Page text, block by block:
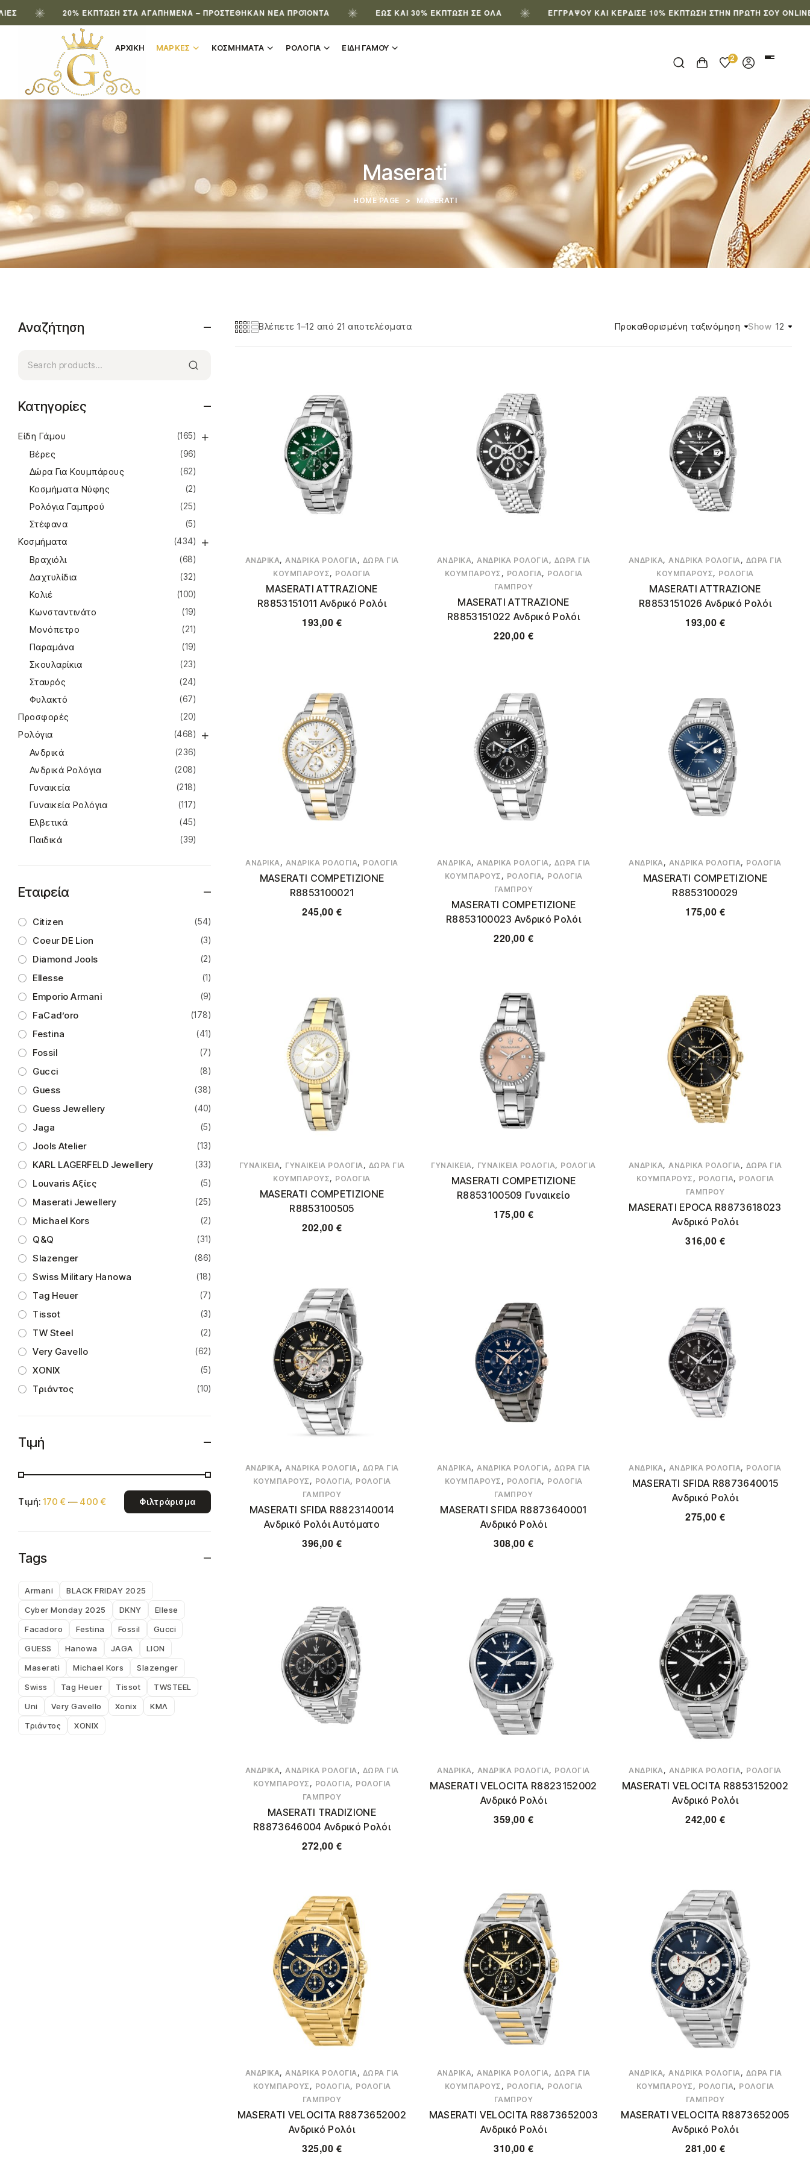
20% ΈΚΠΤΩΣΗ ΣΤΑ ΑΓΑΠΗΜΈΝΑ – ΠΡΟΣΤΈΘΗΚΑΝ ΝΈΑ ΠΡΟΪΌΝΤΑ ΈΩΣ ΚΑΙ 30% ΈΚΠΤΩΣΗ ΣΕ ΌΛΑ ΕΓΓΡΆΨΟΥ ΚΑΙ ΚΈΡΔΙΣΕ 10% ΈΚΠΤΩΣΗ ΣΤΗΝ ΠΡΏΤΗ ΣΟΥ ONLINE
ΑΡΧΙΚΗ ΜΑΡΚΕΣ ΚΟΣΜΗΜΑΤΑ ΡΟΛΟΓΙΑ ΕΙΔΗ ΓΑΜΟΥ
2
Maserati
HOME PAGE > MASERATI
Βλέπετε 1–12 από 21 αποτελέσματα Προκαθορισμένη ταξινόμηση Show 12
ΑΝΔΡΙΚΆ, ΑΝΔΡΙΚΆ ΡΟΛΌΓΙΑ, ΔΏΡΑ ΓΙΑ
ΚΟΥΜΠΆΡΟΥΣ, ΡΟΛΌΓΙΑ
MASERATI ATTRAZIONE
R8853151011 Ανδρικό Ρολόι
193,00 €
ΑΝΔΡΙΚΆ, ΑΝΔΡΙΚΆ ΡΟΛΌΓΙΑ, ΔΏΡΑ ΓΙΑ
ΚΟΥΜΠΆΡΟΥΣ , ΡΟΛΌΓΙΑ, ΡΟΛΌΓΙΑ
ΓΑΜΠΡΟΎ
MASERATI ATTRAZIONE
R8853151022 Ανδρικό Ρολόι
220,00 €
ΑΝΔΡΙΚΆ, ΑΝΔΡΙΚΆ ΡΟΛΌΓΙΑ, ΔΏΡΑ ΓΙΑ
ΚΟΥΜΠΆΡΟΥΣ, ΡΟΛΌΓΙΑ
MASERATI ATTRAZIONE
R8853151026 Ανδρικό Ρολόι
193,00 €
ΑΝΔΡΙΚΆ, ΑΝΔΡΙΚΆ ΡΟΛΌΓΙΑ, ΡΟΛΌΓΙΑ
MASERATI COMPETIZIONE
R8853100021
245,00 €
ΑΝΔΡΙΚΆ, ΑΝΔΡΙΚΆ ΡΟΛΌΓΙΑ, ΔΏΡΑ ΓΙΑ
ΚΟΥΜΠΆΡΟΥΣ , ΡΟΛΌΓΙΑ, ΡΟΛΌΓΙΑ
ΓΑΜΠΡΟΎ
MASERATI COMPETIZIONE
R8853100023 Ανδρικό Ρολόι
220,00 €
ΑΝΔΡΙΚΆ, ΑΝΔΡΙΚΆ ΡΟΛΌΓΙΑ, ΡΟΛΌΓΙΑ
MASERATI COMPETIZIONE
R8853100029
175,00 €
ΓΥΝΑΙΚΕΊΑ, ΓΥΝΑΙΚΕΊΑ ΡΟΛΌΓΙΑ, ΔΏΡΑ ΓΙΑ
ΚΟΥΜΠΆΡΟΥΣ, ΡΟΛΌΓΙΑ
MASERATI COMPETIZIONE
R8853100505
202,00 €
ΓΥΝΑΙΚΕΊΑ, ΓΥΝΑΙΚΕΊΑ ΡΟΛΌΓΙΑ, ΡΟΛΌΓΙΑ
MASERATI COMPETIZIONE
R8853100509 Γυναικείο
175,00 €
ΑΝΔΡΙΚΆ, ΑΝΔΡΙΚΆ ΡΟΛΌΓΙΑ, ΔΏΡΑ ΓΙΑ
ΚΟΥΜΠΆΡΟΥΣ , ΡΟΛΌΓΙΑ, ΡΟΛΌΓΙΑ
ΓΑΜΠΡΟΎ
MASERATI EPOCA R8873618023
Ανδρικό Ρολόι
316,00 €
ΑΝΔΡΙΚΆ, ΑΝΔΡΙΚΆ ΡΟΛΌΓΙΑ, ΔΏΡΑ ΓΙΑ
ΚΟΥΜΠΆΡΟΥΣ , ΡΟΛΌΓΙΑ, ΡΟΛΌΓΙΑ
ΓΑΜΠΡΟΎ
MASERATI SFIDA R8823140014
Ανδρικό Ρολόι Αυτόματο
396,00 €
ΑΝΔΡΙΚΆ, ΑΝΔΡΙΚΆ ΡΟΛΌΓΙΑ, ΔΏΡΑ ΓΙΑ
ΚΟΥΜΠΆΡΟΥΣ , ΡΟΛΌΓΙΑ, ΡΟΛΌΓΙΑ
ΓΑΜΠΡΟΎ
MASERATI SFIDA R8873640001
Ανδρικό Ρολόι
308,00 €
ΑΝΔΡΙΚΆ, ΑΝΔΡΙΚΆ ΡΟΛΌΓΙΑ, ΡΟΛΌΓΙΑ
MASERATI SFIDA R8873640015
Ανδρικό Ρολόι
275,00 €
ΑΝΔΡΙΚΆ, ΑΝΔΡΙΚΆ ΡΟΛΌΓΙΑ, ΔΏΡΑ ΓΙΑ
ΚΟΥΜΠΆΡΟΥΣ , ΡΟΛΌΓΙΑ, ΡΟΛΌΓΙΑ
ΓΑΜΠΡΟΎ
MASERATI TRADIZIONE
R8873646004 Ανδρικό Ρολόι
272,00 €
ΑΝΔΡΙΚΆ, ΑΝΔΡΙΚΆ ΡΟΛΌΓΙΑ, ΡΟΛΌΓΙΑ
MASERATI VELOCITA R8823152002
Ανδρικό Ρολόι
359,00 €
ΑΝΔΡΙΚΆ, ΑΝΔΡΙΚΆ ΡΟΛΌΓΙΑ, ΡΟΛΌΓΙΑ
MASERATI VELOCITA R8853152002
Ανδρικό Ρολόι
242,00 €
ΑΝΔΡΙΚΆ, ΑΝΔΡΙΚΆ ΡΟΛΌΓΙΑ, ΔΏΡΑ ΓΙΑ
ΚΟΥΜΠΆΡΟΥΣ , ΡΟΛΌΓΙΑ, ΡΟΛΌΓΙΑ
ΓΑΜΠΡΟΎ
MASERATI VELOCITA R8873652002
Ανδρικό Ρολόι
325,00 €
ΑΝΔΡΙΚΆ, ΑΝΔΡΙΚΆ ΡΟΛΌΓΙΑ, ΔΏΡΑ ΓΙΑ
ΚΟΥΜΠΆΡΟΥΣ , ΡΟΛΌΓΙΑ, ΡΟΛΌΓΙΑ
ΓΑΜΠΡΟΎ
MASERATI VELOCITA R8873652003
Ανδρικό Ρολόι
310,00 €
ΑΝΔΡΙΚΆ, ΑΝΔΡΙΚΆ ΡΟΛΌΓΙΑ, ΔΏΡΑ ΓΙΑ
ΚΟΥΜΠΆΡΟΥΣ , ΡΟΛΌΓΙΑ, ΡΟΛΌΓΙΑ
ΓΑΜΠΡΟΎ
MASERATI VELOCITA R8873652005
Ανδρικό Ρολόι
281,00 €
Αναζήτηση
Κατηγορίες
Είδη Γάμου (165)
Βέρες (96)
Δώρα Για Κουμπάρους (62)
Κοσμήματα Νύφης (2)
Ρολόγια Γαμπρού (25)
Στέφανα (5)
Κοσμήματα (434)
Βραχιόλι (68)
Δαχτυλίδια (32)
Κολιέ (100)
Κωνσταντινάτο (19)
Μονόπετρο (21)
Παραμάνα (19)
Σκουλαρίκια (23)
Σταυρός (24)
Φυλακτό (67)
Προσφορές (20)
Ρολόγια (468)
Ανδρικά (236)
Ανδρικά Ρολόγια (208)
Γυναικεία (218)
Γυναικεία Ρολόγια (117)
Ελβετικά (45)
Παιδικά (39)
Εταιρεία
Citizen (54)
Coeur DE Lion (3)
Diamond Jools (2)
Ellesse (1)
Emporio Armani (9)
FaCad’oro (178)
Festina (41)
Fossil (7)
Gucci (8)
Guess (38)
Guess Jewellery (40)
Jaga (5)
Jools Atelier (13)
KARL LAGERFELD Jewellery (33)
Louvaris Αξίες (5)
Maserati Jewellery (25)
Michael Kors (2)
Q&Q (31)
Slazenger (86)
Swiss Military Hanowa (18)
Tag Heuer (7)
Tissot (3)
TW Steel (2)
Very Gavello (62)
XONIX (5)
Τριάντος (10)
Τιμή
Φιλτράρισμα
Τιμή: 170 € — 400 €
Tags
Armani
BLACK FRIDAY 2025
Cyber Monday 2025
DKNY
Ellese
Facadoro
Festina Fossil
Gucci
GUESS
Hanowa JAGA
LION
Maserati
Michael Kors
Slazenger
Swiss
Tag Heuer Tissot
TWSTEEL
Uni
Very Gavello Xonix
ΚΜΛ
Τριάντος
ΧΟΝΙΧ